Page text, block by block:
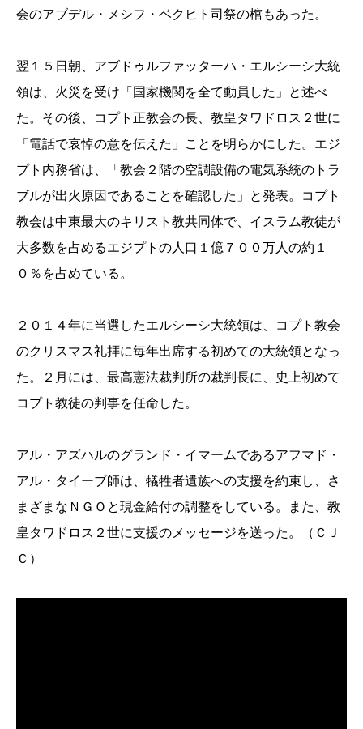
会のアブデル・メシフ・ ベクヒト司祭の棺もあった。
翌１５日朝、アブドゥルファッターハ・エルシーシ大統
領は、火災 を受け「国家機関を全て動員した」と述べ
た。その後、コプト正教会の長、教皇タワドロス２世に
「電話で哀悼の意を伝えた」
ことを明らかにした。エジ
プト内務省は、「教会２階の空調設備の電気系統のトラ
ブルが出火原因であることを確認した」と発表。コプト
教会は中東最大のキリスト教共同体で、イスラム教徒が
大多数を占めるエジプトの人口１億７００万人の約１
０％ を占めている。
２０１４年に当選したエルシーシ大統領は、コプト教会
のクリスマス礼拝に毎年出席する初めての大統領となっ
た。２月には、 最高憲法裁判所の裁判長に、史上初めて
コプト教徒の判事を任命した。
アル・アズハルのグランド・イマームであるアフマド・
アル・タイ ーブ師は、犠牲者遺族への支援を約束し、さ
まざまなＮＧＯと現金給付の調整をしている。また、教
皇タワドロス２世に支援のメッセージを送った。（ＣＪ
Ｃ）